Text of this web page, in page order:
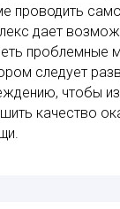
проводить
дает
проблемные
следует
чтобы
качество